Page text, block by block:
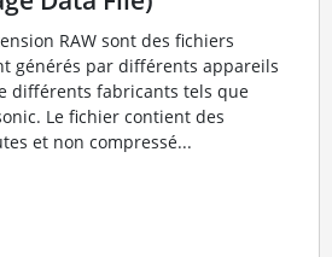
RAW sont des fichiers
générés par différents appareils
différents fabricants tels que
Le fichier contient des
et non compressé...